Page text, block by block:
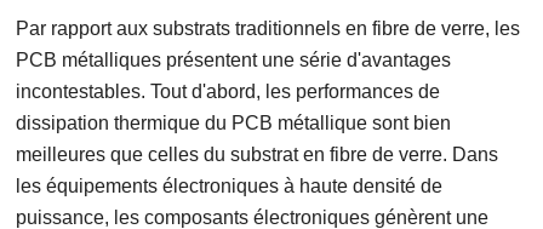
Par rapport aux substrats traditionnels en fibre de verre, les
PCB métalliques présentent une série d'avantages
incontestables. Tout d'abord, les performances de
dissipation thermique du PCB métallique sont bien
meilleures que celles du substrat en fibre de verre. Dans
les équipements électroniques à haute densité de
puissance, les composants électroniques génèrent une